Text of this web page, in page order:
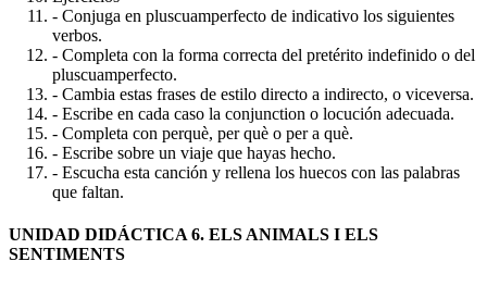
- Conjuga en pluscuamperfecto de indicativo los siguientes
verbos.
- Completa con la forma correcta del pretérito indefinido o del
pluscuamperfecto.
- Cambia estas frases de estilo directo a indirecto, o viceversa.
- Escribe en cada caso la conjunction o locución adecuada.
- Completa con perquè, per què o per a què.
- Escribe sobre un viaje que hayas hecho.
- Escucha esta canción y rellena los huecos con las palabras
que faltan.
UNIDAD DIDÁCTICA 6. ELS ANIMALS I ELS
SENTIMENTS